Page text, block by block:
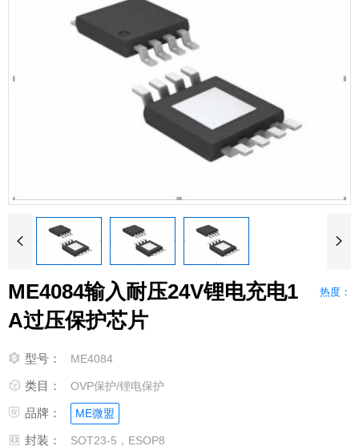
 
热度：
ME4084输入耐压24V锂电充电1
A过压保护芯片
 型号： ME4084
 类目： OVP保护/锂电保护
 品牌： ME微盟
 封装： SOT23-5，ESOP8